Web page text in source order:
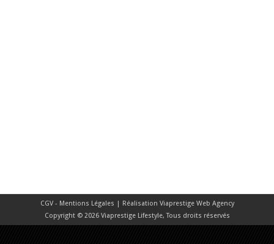
CGV - Mentions Légales | Réalisation Viaprestige Web Agency
Copyright © 2026 Viaprestige Lifestyle, Tous droits réservés